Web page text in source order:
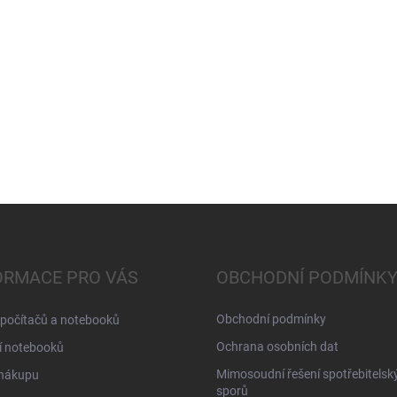
PRO VÁS
a notebooků
notebooků
OBCHODNÍ PODMÍNKY
Obchodní podmínky
Ochrana osobních dat
Mimosoudní řešení
sporů